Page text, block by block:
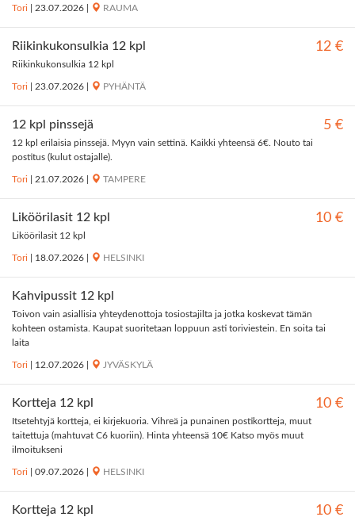
Tori 23.07.2026 RAUMA
Riikinkukonsulkia 12 kpl 12 €
Riikinkukonsulkia 12 kpl
Tori 23.07.2026 PYHÄNTÄ
12 kpl pinssejä 5 €
12 kpl erilaisia pinssejä. Myyn vain settinä. Kaikki yhteensä 6€. Nouto tai
postitus (kulut ostajalle).
Tori 21.07.2026 TAMPERE
Liköörilasit 12 kpl 10 €
Liköörilasit 12 kpl
Tori 18.07.2026 HELSINKI
Kahvipussit 12 kpl
Toivon vain asiallisia yhteydenottoja tosiostajilta ja jotka koskevat tämän
kohteen ostamista. Kaupat suoritetaan loppuun asti toriviestein. En soita tai
laita
Tori 12.07.2026 JYVÄSKYLÄ
Kortteja 12 kpl 10 €
Itsetehtyjä kortteja, ei kirjekuoria. Vihreä ja punainen postikortteja, muut
taitettuja (mahtuvat C6 kuoriin). Hinta yhteensä 10€ Katso myös muut
ilmoitukseni
Tori 09.07.2026 HELSINKI
Kortteja 12 kpl 10 €